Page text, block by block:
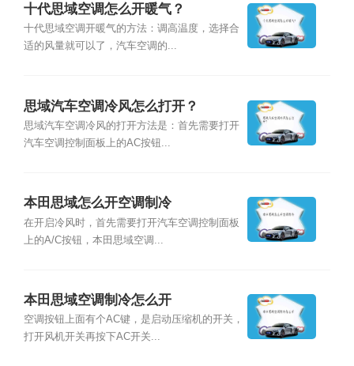
十代思域空调怎么开暖气？
十代思域空调开暖气的方法：调高温度，选择合
适的风量就可以了，汽车空调的...
思域汽车空调冷风怎么打开？
思域汽车空调冷风的打开方法是：首先需要打开
汽车空调控制面板上的AC按钮...
本田思域怎么开空调制冷
在开启冷风时，首先需要打开汽车空调控制面板
上的A/C按钮，本田思域空调...
本田思域空调制冷怎么开
空调按钮上面有个AC键，是启动压缩机的开关，
打开风机开关再按下AC开关...